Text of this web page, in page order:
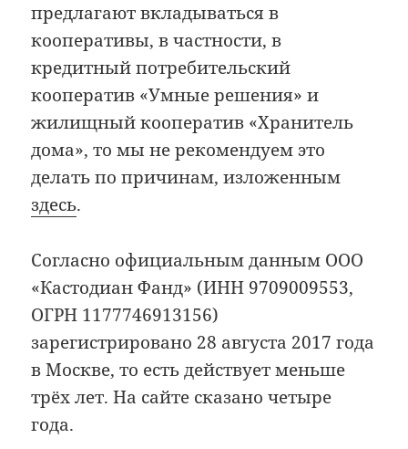
предлагают вкладываться в
кооперативы, в частности, в
кредитный потребительский
кооператив «Умные решения» и
жилищный кооператив «Хранитель
дома», то мы не рекомендуем это
делать по причинам, изложенным
здесь.
Согласно официальным данным ООО
«Кастодиан Фанд» (ИНН 9709009553,
ОГРН 1177746913156)
зарегистрировано 28 августа 2017 года
в Москве, то есть действует меньше
трёх лет. На сайте сказано четыре
года.